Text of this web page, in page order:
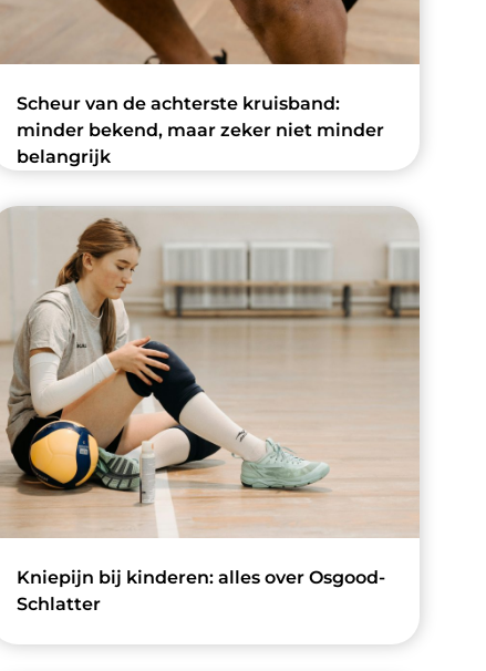
Scheur van de achterste kruisband:
minder bekend, maar zeker niet minder
belangrijk
Kniepijn bij kinderen: alles over Osgood-
Schlatter